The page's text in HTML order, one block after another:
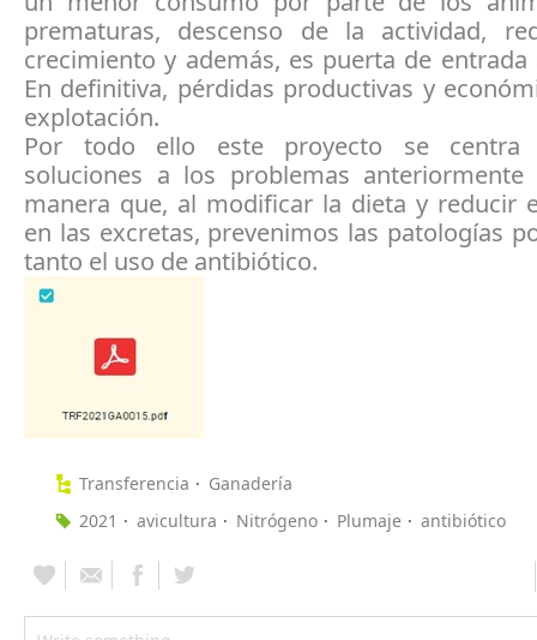
prematuras, descenso de la actividad,
crecimiento y además, es puerta de entrada
En definitiva, pérdidas productivas y
explotación.
Por todo ello este proyecto se centra
soluciones a los problemas anteriormente
manera que, al modificar la dieta y reducir
en las excretas, prevenimos las patologías
tanto el uso de antibiótico.
Transferencia
Ganadería
2021
avicultura Nitrógeno Plumaje antibiótico